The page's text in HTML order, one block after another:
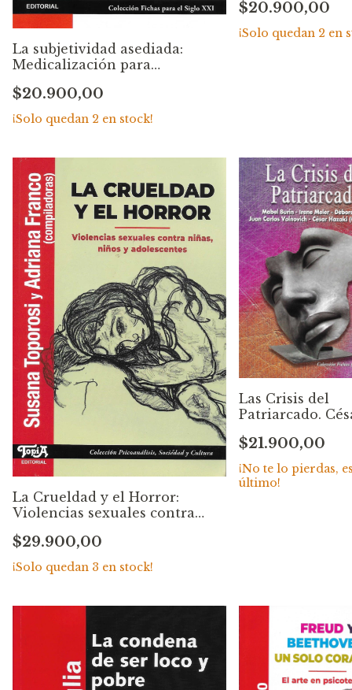
La subjetividad asediada:
Medicalización para
Carpintero
$20.900,00
¡Solo quedan 2 en stock!
2100. Emilio
Rodrigué
$20.900,00
¡Solo quedan 2 en
La Crueldad y el Horror:
Violencias sexuales contra
Susana Toporosi y Adriana
Franco
$29.900,00
¡Solo quedan 3 en stock!
Las Crisis del
Patriarcado.
$21.900,00
¡No te lo pierdas,
último!